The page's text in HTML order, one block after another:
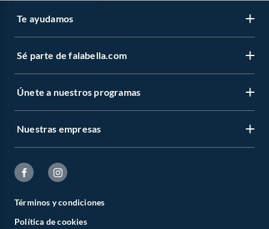
Te ayudamos
Sé parte de falabella.com
Únete a nuestros programas
Nuestras empresas
Términos y condiciones
Política de cookies